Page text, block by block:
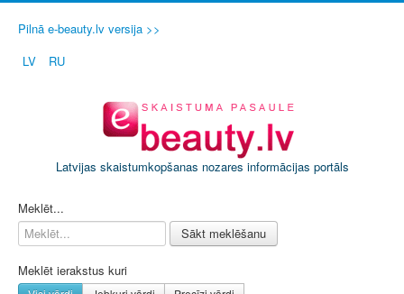
Pilnā e-beauty.lv versija >>
LV
RU
Latvijas skaistumkopšanas nozares informācijas portāls
Meklēt...
Sākt meklēšanu
Meklēt ierakstus kuri